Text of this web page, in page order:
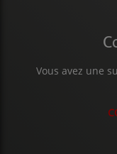
Vous avez une